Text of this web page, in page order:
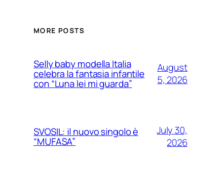
MORE POSTS
Selly baby modella Italia
celebra la fantasia infantile
con “Luna lei mi guarda”
August
5, 2026
SVOSIL: il nuovo singolo è
“MUFASA”
July 30,
2026